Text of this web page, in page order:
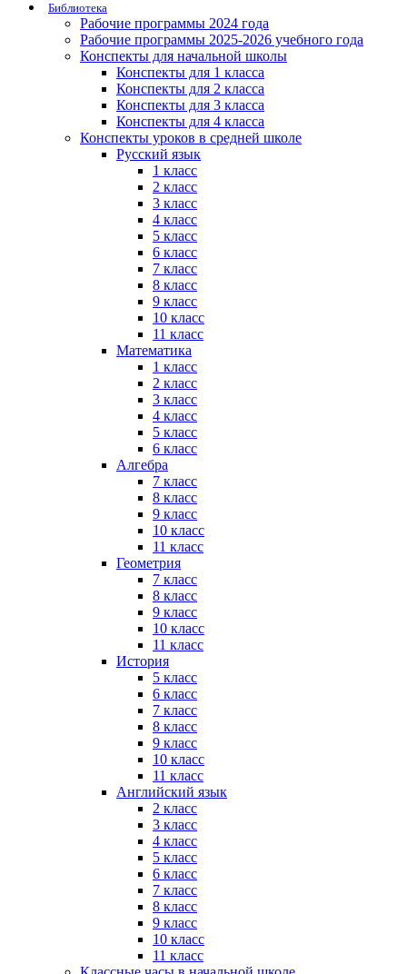
Библиотека
Рабочие программы 2024 года
Рабочие программы 2025-2026 учебного года
Конспекты для начальной школы
Конспекты для 1 класса
Конспекты для 2 класса
Конспекты для 3 класса
Конспекты для 4 класса
Конспекты уроков в средней школе
Русский язык
1 класс
2 класс
3 класс
4 класс
5 класс
6 класс
7 класс
8 класс
9 класс
10 класс
11 класс
Математика
1 класс
2 класс
3 класс
4 класс
5 класс
6 класс
Алгебра
7 класс
8 класс
9 класс
10 класс
11 класс
Геометрия
7 класс
8 класс
9 класс
10 класс
11 класс
История
5 класс
6 класс
7 класс
8 класс
9 класс
10 класс
11 класс
Английский язык
2 класс
3 класс
4 класс
5 класс
6 класс
7 класс
8 класс
9 класс
10 класс
11 класс